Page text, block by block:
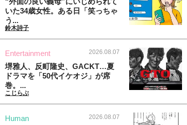
いた34歳女性。ある日「笑っちゃ
う...
鈴木詩子
Entertainment 2026.08.07
堺雅人、反町隆史、GACKT…夏
ドラマを「50代イケオジ」が席
巻。...
こじらぶ
Human 2026.08.07